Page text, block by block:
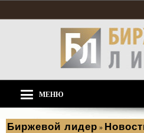
МЕНЮ
Биржевой лидер »